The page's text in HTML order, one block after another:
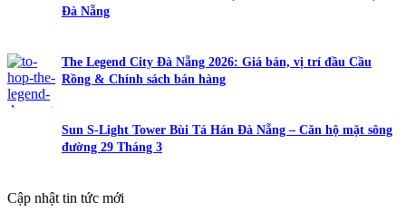
Đà Nẵng
The Legend City Đà Nẵng 2026: Giá bán, vị trí đầu Cầu
Rồng & Chính sách bán hàng
Sun S-Light Tower Bùi Tá Hán Đà Nẵng – Căn hộ mặt sông
đường 29 Tháng 3
Cập nhật tin tức mới